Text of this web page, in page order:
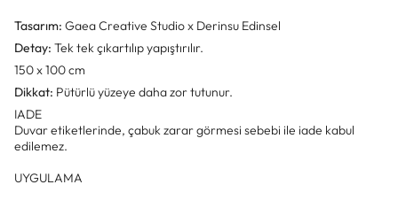
Tasarım: Gaea Creative Studio x Derinsu Edinsel
Detay: Tek tek çıkartılıp yapıştırılır.
150 x 100 cm
Dikkat: Pütürlü yüzeye daha zor tutunur.
IADE
Duvar etiketlerinde, çabuk zarar görmesi sebebi ile iade kabul
edilemez.
UYGULAMA